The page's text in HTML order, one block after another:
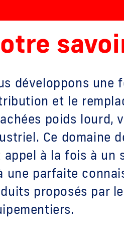
développons une
et le
poids lourd,
Ce domaine
à la fois à un
une parfaite
proposés par